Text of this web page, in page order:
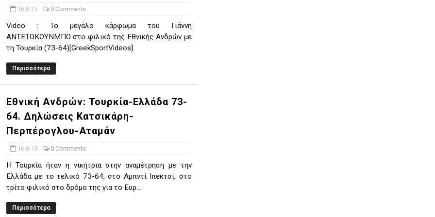
16.8.15 0 Comments
Video : Το μεγάλο κάρφωμα του Γιάννη
ΑΝΤΕΤΟΚΟΥΝΜΠΟ στο φιλικό της Εθνικής Ανδρών με
τη Τουρκία (73-64)[GreekSportVideos]
Περισσότερα
Εθνική Ανδρών: Τουρκία-Ελλάδα 73-
64. Δηλώσεις Κατσικάρη-
Περπέρογλου-Αταμάν
16.8.15 0 Comments
Η Τουρκία ήταν η νικήτρια στην αναμέτρηση με την
Ελλάδα με το τελικό 73-64, στο Αμπντί Ιπεκτσί, στο
τρίτο φιλικό στο δρόμο της για το Ευρ...
Περισσότερα